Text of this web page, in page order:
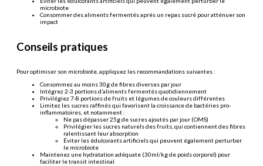
microbiote
Consommer des aliments fermentés après un repas sucré pour atténuer son
impact
Conseils pratiques
Pour optimiser son microbiote, appliquez les recommandations suivantes :
Consommez au moins 30g de fibres diverses par jour
Intégrez 2-3 portions d’aliments fermentés quotidiennement
Privilégiez 7-8 portions de fruits et légumes de couleurs différentes
Limitez les sucres raffinés qui favorisent la croissance de bactéries pro-
inflammatoires, et notamment :
Ne pas dépasser 25g de sucres ajoutés par jour (OMS)
Privilégier les sucres naturels des fruits, qui contiennent des fibres
ralentissant leur absorption
Éviter les édulcorants artificiels qui peuvent également perturber
le microbiote
Maintenez une hydratation adéquate (30ml/kg de poids corporel) pour
faciliter le transit intestinal